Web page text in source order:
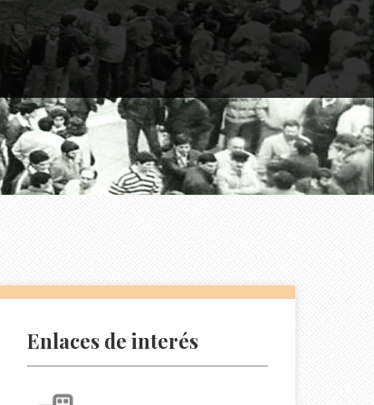
Enlaces de interés